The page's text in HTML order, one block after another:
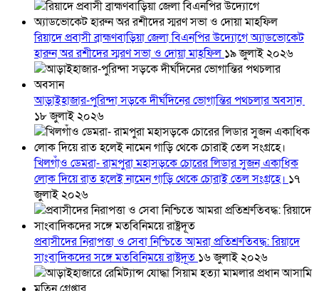
রিয়াদে প্রবাসী ব্রাহ্মণবাড়িয়া জেলা বিএনপির উদ্যোগে অ্যাডভোকেট
হারুন অর রশীদের স্মরণ সভা ও দোয়া মাহফিল ১৯ জুলাই ২০২৬
আড়াইহাজার-পুরিন্দা সড়কে দীর্ঘদিনের ভোগান্তির পথচলার অবসান
১৮ জুলাই ২০২৬
খিলগাঁও ডেমরা- রামপুরা মহাসড়কে চোরের লিডার সুজন একাধিক
লোক দিয়ে রাত হলেই নামেন গাড়ি থেকে চোরাই তেল সংগ্রহে। ১৭
জুলাই ২০২৬
প্রবাসীদের নিরাপত্তা ও সেবা নিশ্চিতে আমরা প্রতিশ্রুতিবদ্ধ: রিয়াদে
সাংবাদিকদের সঙ্গে মতবিনিময়ে রাষ্ট্রদূত ১৬ জুলাই ২০২৬